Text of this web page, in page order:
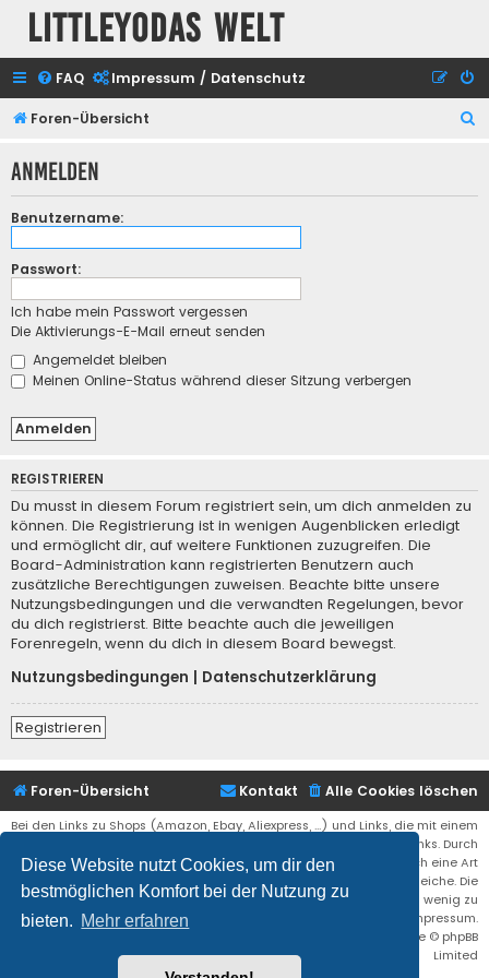
Diese Website nutzt Cookies, um dir den
bestmöglichen Komfort bei der Nutzung zu
bieten. Mehr erfahren
Littleyodas Welt
FAQ Impressum / Datenschutz
Foren-Übersicht
h
Anmelden
Benutzername:
Passwort:
Ich habe mein Passwort vergessen
Die Aktivierungs-E-Mail erneut senden
Angemeldet bleiben
Meinen Online-Status während dieser Sitzung verbergen
REGISTRIEREN
Du musst in diesem Forum registriert sein, um dich anmelden zu
können. Die Registrierung ist in wenigen Augenblicken erledigt
und ermöglicht dir, auf weitere Funktionen zuzugreifen. Die
Board-Administration kann registrierten Benutzern auch
zusätzliche Berechtigungen zuweisen. Beachte bitte unsere
Nutzungsbedingungen und die verwandten Regelungen, bevor
du dich registrierst. Bitte beachte auch die jeweiligen
Forenregeln, wenn du dich in diesem Board bewegst.
Nutzungsbedingungen
Datenschutzerklärung
Registrieren
Foren-Übersicht Alle Cookies löschen
Kontakt
Bei den Links zu Shops (Amazon, Ebay, Aliexpress, ...) und Links, die mit einem
Stern (*) markiert sind, kann es sich um sogenannte Affiliate Links. Durch
den Kauf eines Produktes über einen Affiliate Link erhälte ich eine Art
Umsatzbeteiligung gutgeschrieben. Für euch bleibt der Preis der gleiche. Die
Einnahmen helfen die Hostgebühren für diese Webseite ein wenig zu
reduzieren. Siehe auch das Impressum.
® Forum Software © phpBB
Limited